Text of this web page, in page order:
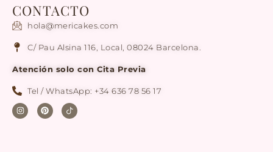
CONTACTO
hola@mericakes.com
C/ Pau Alsina 116, Local, 08024 Barcelona.
Atención solo con Cita Previa
Tel / WhatsApp: +34 636 78 56 17